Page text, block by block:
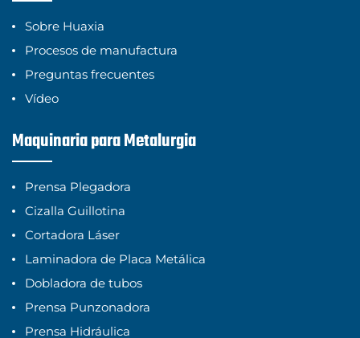
Maquinaria para Metalurgia
Prensa Plegadora
Cizalla Guillotina
Cortadora Láser
Laminadora de Placa Metálica
Dobladora de tubos
Prensa Punzonadora
Prensa Hidráulica
Sobre Huaxia
Procesos de manufactura
Preguntas frecuentes
Vídeo